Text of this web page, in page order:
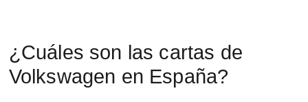
¿Cuáles son las cartas de
Volkswagen en España?